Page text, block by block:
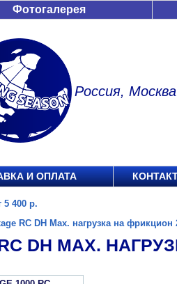
Фотогалерея
Россия, Москва
И ОПЛАТА
5 400 р.
RC DH Max. нагрузка на фрикцион
DH MAX.